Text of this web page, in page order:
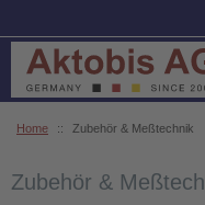
Home :: Zubehör & Meßtechnik
Zubehör &